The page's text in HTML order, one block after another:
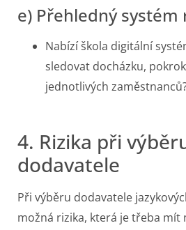
e) Přehledný
Nabízí škola digitální
sledovat docházku,
jednotlivých
4. Rizika při
dodavatele
Při výběru dodavatele
možná rizika, která je třeba mít